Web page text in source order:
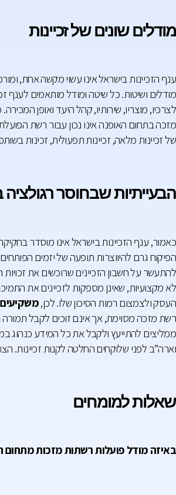
מודלים שונים של זכיינות
ענף הזכיינות בישראל אינו עשוי מקשה אחת,
מודלים ושיטות. כל שיטה ומודל מותאמים לענף
לצרכיו, מוצריו, שירותיו, קהל היעד ואופן
מזכה בתחום האופנה אינו נכון עבור רשת
של זכיינות מלאה, זכיינות תפעולית, זכינות
הבעייתיות שבחוסר רגולציה
כאמור, ענף הזכיינות בישראל אינו מוסדר
הפיקוח גרם להיווצרות תופעה של יזמים
להתעשר על חשבון הזכיינים שרוכשים את
לא מקצועיות, שאינן מספקות לזכיינים את
העסק ולצמצום רמות הסיכון שלו. לכן,משקיעים
רשת מזכה מסוימת, אך אינם זוכים לקבל
ממליצים להתייעץ ולקבל את כל המידע כנהוג
וארה”ב לפני שלוקחים החלטה לקנות זכיינות.
שאלות למומחים
באיזה מודל פועלות רשתות מזכות מתחום